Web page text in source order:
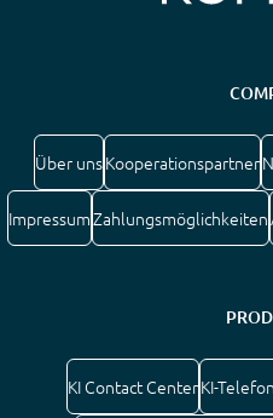
Über unsKooperationspartner
ImpressumZahlungsmöglichkeiten
KI Contact CenterKI-